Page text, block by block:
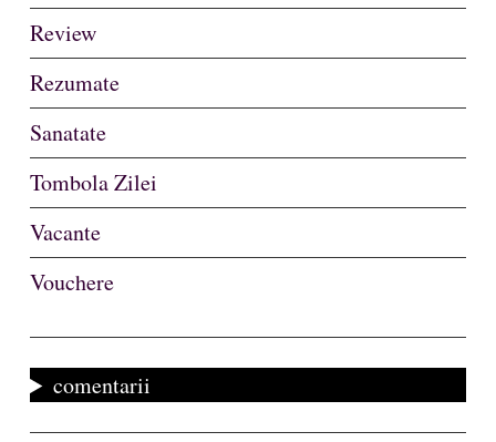
Review
Rezumate
Sanatate
Tombola Zilei
Vacante
Vouchere
comentarii